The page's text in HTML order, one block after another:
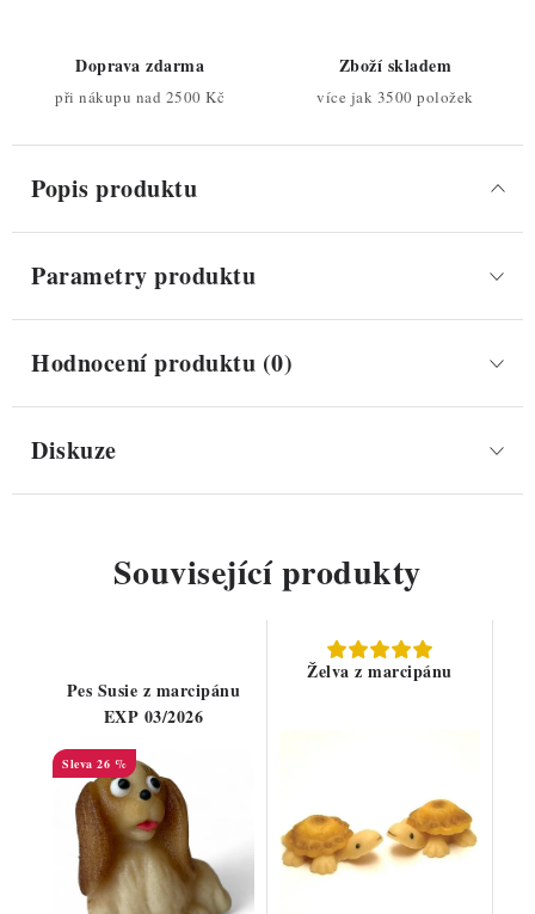
Doprava zdarma
při nákupu nad 2500 Kč
Zboží skladem
více jak 3500 položek
Popis produktu
Parametry produktu
Hodnocení produktu (0)
Diskuze
Související produkty
Pes Susie z marcipánu
EXP 03/2026
26 %
Želva z marcipánu